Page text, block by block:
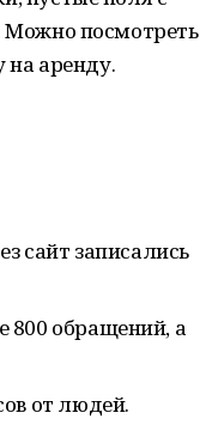
Можно посмотреть
на аренду.
сайт записались
800 обращений, а
от людей.